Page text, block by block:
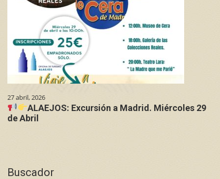
27 abril, 2026
ALAEJOS: Excursión a Madrid. Miércoles 29
de Abril
Buscador